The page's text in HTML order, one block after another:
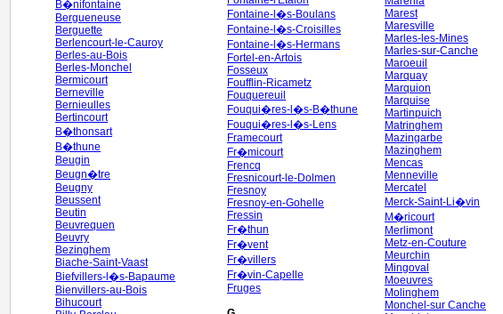
B�nifontaine
Bergueneuse
Berguette
Berlencourt-le-Cauroy
Berles-au-Bois
Berles-Monchel
Bermicourt
Berneville
Bernieulles
Bertincourt
B�thonsart
B�thune
Beugin
Beugn�tre
Beugny
Beussent
Beutin
Beuvrequen
Beuvry
Bezinghem
Biache-Saint-Vaast
Biefvillers-l�s-Bapaume
Bienvillers-au-Bois
Bihucourt
Fontaine-l�s-Boulans
Fontaine-l�s-Croisilles
Fontaine-l�s-Hermans
Fortel-en-Artois
Fosseux
Foufflin-Ricametz
Fouquereuil
Fouqui�res-l�s-B�thune
Fouqui�res-l�s-Lens
Framecourt
Fr�micourt
Frencq
Fresnicourt-le-Dolmen
Fresnoy
Fresnoy-en-Gohelle
Fressin
Fr�thun
Fr�vent
Fr�villers
Fr�vin-Capelle
Fruges
Marest
Maresville
Marles-les-Mines
Marles-sur-Canche
Maroeuil
Marquay
Marquion
Marquise
Martinpuich
Matringhem
Mazingarbe
Mazinghem
Mencas
Menneville
Mercatel
Merck-Saint-Li�vin
M�ricourt
Merlimont
Metz-en-Couture
Meurchin
Mingoval
Moeuvres
Molinghem
Monchel-sur Canche